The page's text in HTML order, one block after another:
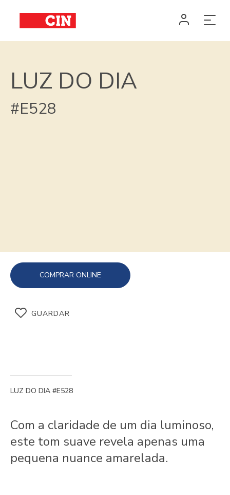
LUZ DO DIA
#E528
COMPRAR ONLINE
GUARDAR
LUZ DO DIA #E528
Com a claridade de um dia luminoso,
este tom suave revela apenas uma
pequena nuance amarelada.